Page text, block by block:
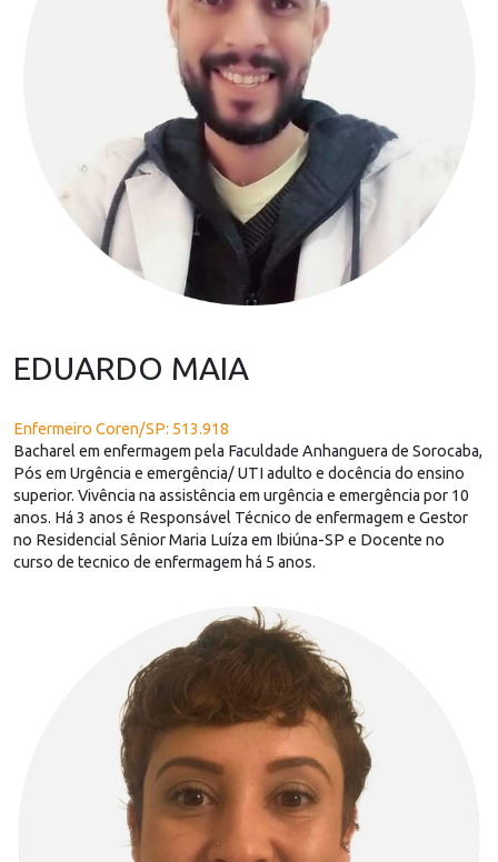
EDUARDO MAIA
Enfermeiro Coren/SP: 513.918
Bacharel em enfermagem pela Faculdade Anhanguera de Sorocaba,
Pós em Urgência e emergência/ UTI adulto e docência do ensino
superior. Vivência na assistência em urgência e emergência por 10
anos. Há 3 anos é Responsável Técnico de enfermagem e Gestor
no Residencial Sênior Maria Luíza em Ibiúna-SP e Docente no
curso de tecnico de enfermagem há 5 anos.